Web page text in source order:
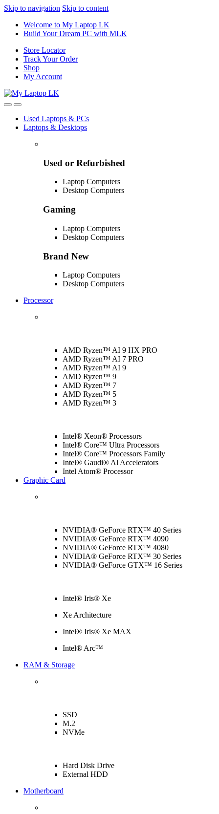
Skip to navigation Skip to content
Welcome to My Laptop LK
Build Your Dream PC with MLK
Store Locator
Track Your Order
Shop
My Account
Used Laptops & PCs
Laptops & Desktops
Used or Refurbished
Laptop Computers
Desktop Computers
Gaming
Laptop Computers
Desktop Computers
Brand New
Laptop Computers
Desktop Computers
Processor
AMD Ryzen™ AI 9 HX PRO
AMD Ryzen™ AI 7 PRO
AMD Ryzen™ AI 9
AMD Ryzen™ 9
AMD Ryzen™ 7
AMD Ryzen™ 5
AMD Ryzen™ 3
Intel® Xeon® Processors
Intel® Core™ Ultra Processors
Intel® Core™ Processors Family
Intel® Gaudi® Al Accelerators
Intel Atom® Processor
Graphic Card
NVIDIA® GeForce RTX™ 40 Series
NVIDIA® GeForce RTX™ 4090
NVIDIA® GeForce RTX™ 4080
NVIDIA® GeForce RTX™ 30 Series
NVIDIA® GeForce GTX™ 16 Series
Intel® Iris® Xe
Xe Architecture
Intel® Iris® Xe MAX
Intel® Arc™
RAM & Storage
SSD
M.2
NVMe
Hard Disk Drive
External HDD
Motherboard